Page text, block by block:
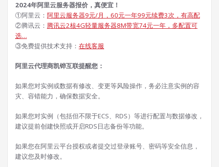
2024年阿里云服务器报价，真便宜！
①阿里云： 阿里云服务器9元/月，60元一年99元续费3次，有高配
②腾讯云： 腾讯云2核4G轻量服务器8M带宽74元一年，多配置可
选…
③免费提供技术支持： 在线客服
阿里云代理商凯铧互联提醒您：
如果您对实例或数据有修改、变更等风险操作，务必注意实例的容
灾、容错能力，确保数据安全。
如果您对实例（包括但不限于ECS、RDS）等进行配置与数据修改，
建议提前创建快照或开启RDS日志备份等功能。
如果您在阿里云平台授权或者提交过登录账号、密码等安全信息，
建议您及时修改。